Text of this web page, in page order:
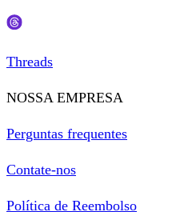
Threads
NOSSA EMPRESA
Perguntas frequentes
Contate-nos
Política de Reembolso